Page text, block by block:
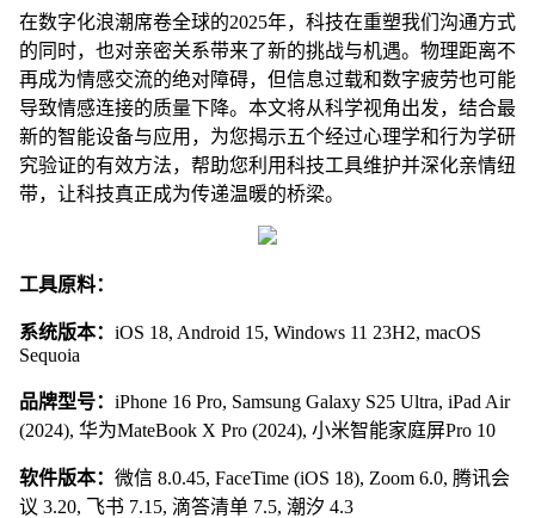
在数字化浪潮席卷全球的2025年，科技在重塑我们沟通方式
的同时，也对亲密关系带来了新的挑战与机遇。物理距离不
再成为情感交流的绝对障碍，但信息过载和数字疲劳也可能
导致情感连接的质量下降。本文将从科学视角出发，结合最
新的智能设备与应用，为您揭示五个经过心理学和行为学研
究验证的有效方法，帮助您利用科技工具维护并深化亲情纽
带，让科技真正成为传递温暖的桥梁。
工具原料：
系统版本： iOS 18, Android 15, Windows 11 23H2, macOS
Sequoia
品牌型号： iPhone 16 Pro, Samsung Galaxy S25 Ultra, iPad Air
(2024), 华为MateBook X Pro (2024), 小米智能家庭屏Pro 10
软件版本： 微信 8.0.45, FaceTime (iOS 18), Zoom 6.0, 腾讯会
议 3.20, 飞书 7.15, 滴答清单 7.5, 潮汐 4.3